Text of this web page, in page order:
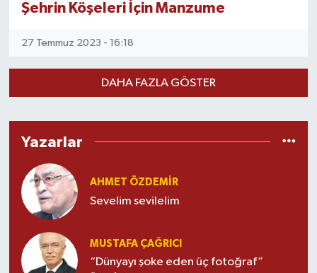
Şehrin Köşeleri İçin Manzume
27 Temmuz 2023 - 16:18
DAHA FAZLA GÖSTER
Yazarlar
AHMET ÖZDEMIR
Sevelim sevilelim
MUSTAFA ÇAĞRICI
“Dünyayı şoke eden üç fotoğraf”